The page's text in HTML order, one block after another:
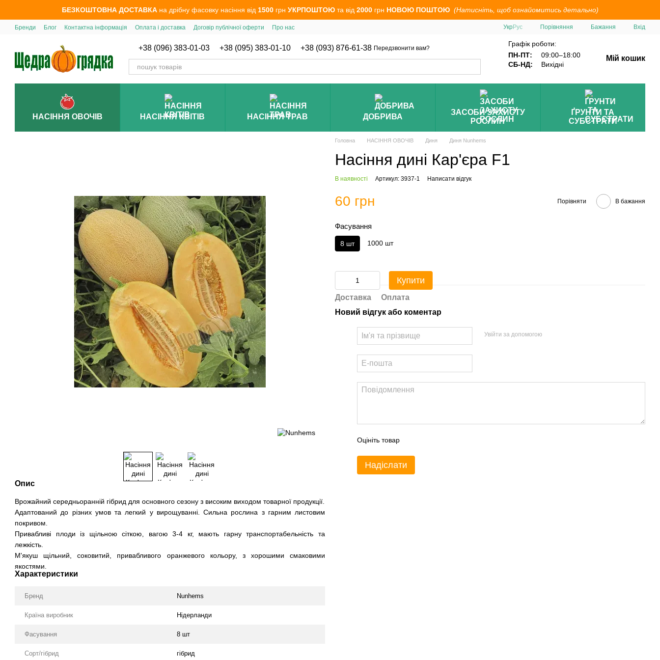
Перейти до основного контентуБЕЗКОШТОВНА ДОСТАВКА на дрібну фасовку насіння від 1500грн УКРПОШТОЮта від 2000грн НОВОЮ ПОШТОЮ (Натисніть, щоб ознайомитись детально)
Бренди Блог Контактна інформація Оплата і доставка Договір публічної оферти Про нас УкрРус Порівняння Бажання Вхід
+38 (096) 383-01-03 +38 (095) 383-01-10 +38 (093) 876-61-38 Передзвонити вам?
Графік роботи:
ПН-ПТ:
09:00–18:00
СБ-НД:
Вихідні
Мій кошик
НАСІННЯ ОВОЧІВ НАСІННЯ КВІТІВ НАСІННЯ ТРАВ ДОБРИВА
ЗАСОБИ ЗАХИСТУ
РОСЛИН
ҐРУНТИ ТА
СУБСТРАТИ
Опис
Врожайний середньоранній гібрид для основного сезону з високим виходом товарної продукції.
Адаптований до різних умов та легкий у вирощуванні. Сильна рослина з гарним листовим
покривом.
Привабливі плоди із щільною сіткою, вагою 3-4 кг, мають гарну транспортабельність та
лежкість.
М'якуш щільний, соковитий, привабливого оранжевого кольору, з хорошими смаковими
якостями.
Характеристики
Бренд Nunhems
Країна виробник Нідерланди
Фасування 8 шт
Сорт/гібрид гібрид
Головна НАСІННЯ ОВОЧІВ Диня Диня Nunhems
Насіння дині Кар'єра F1
В наявності Артикул: 3937-1 Написати відгук
60 грн Порівняти В бажання
Фасування
8 шт 1000 шт
Купити
Доставка
Оплата
Новий відгук або коментар
Увійти за допомогою
Оцініть товар
Надіслати